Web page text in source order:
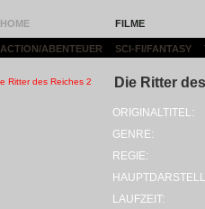
HOME FILME
ACTION/ABENTEUER SCI-FI/FANTASY
Die Ritter
ORIGINALTITEL:
GENRE:
REGIE:
LAUFZEIT: